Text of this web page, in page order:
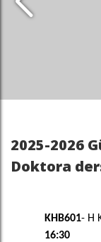
2025-2026
Doktora
KHB601- H
16:30